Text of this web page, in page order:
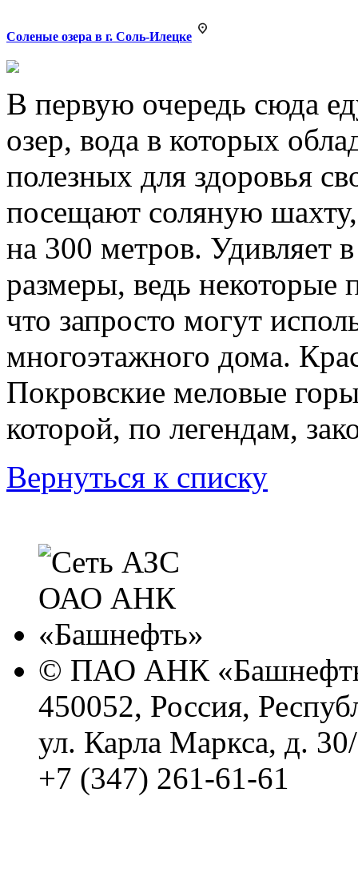
Соленые озера в г. Соль-Илецке
В первую очередь сюда
озер, вода в которых
полезных для здоровья
посещают соляную
на 300 метров. Удивляет
размеры, ведь некоторые
что запросто могут
многоэтажного дома.
Покровские меловые
которой, по легендам,
Вернуться к списку
© ПАО АНК
450052, Россия,
ул. Карла Маркса, д.
+7 (347) 261-61-61